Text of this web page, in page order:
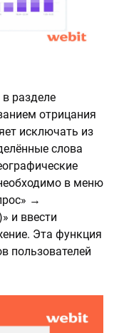
разделе
отрицания
исключать из
слова
в меню
→
и ввести
Эта функция
пользователей